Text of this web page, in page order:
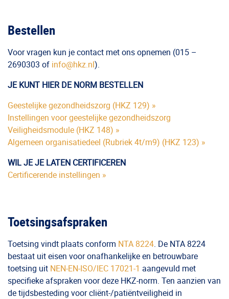
Bestellen
Voor vragen kun je contact met ons opnemen (015 –
2690303 of info@hkz.nl).
JE KUNT HIER DE NORM BESTELLEN
Geestelijke gezondheidszorg (HKZ 129) »
Instellingen voor geestelijke gezondheidszorg
Veiligheidsmodule (HKZ 148) »
Algemeen organisatiedeel (Rubriek 4t/m9) (HKZ 123) »
WIL JE JE LATEN CERTIFICEREN
Certificerende instellingen »
Toetsingsafspraken
Toetsing vindt plaats conform NTA 8224. De NTA 8224
bestaat uit eisen voor onafhankelijke en betrouwbare
toetsing uit NEN-EN-ISO/IEC 17021-1 aangevuld met
specifieke afspraken voor deze HKZ-norm. Ten aanzien van
de tijdsbesteding voor cliënt-/patiëntveiligheid in